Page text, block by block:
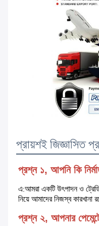
প্রায়শই জিজ্ঞাসিত
প্রশ্ন ১, আপনি কি
এ:আমরা একটি উৎপাদন ও
নিয়ে আমাদের নিজস্ব কারখানা
প্রশ্ন ২, আপনার